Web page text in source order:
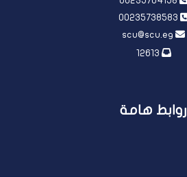
روابط هامة